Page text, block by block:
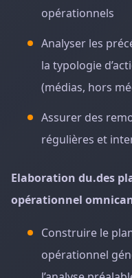
opérationnels
Analyser les
la typologie
(médias, hors
Assurer des
régulières et
Elaboration du.des
opérationnel
Construire le
opérationnel